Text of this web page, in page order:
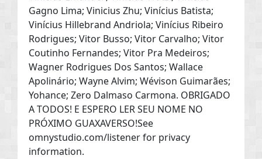
Gagno Lima; Vinicius Zhu; Vinícius Batista;
Vinícius Hillebrand Andriola; Vinícius Ribeiro
Rodrigues; Vitor Busso; Vitor Carvalho; Vitor
Coutinho Fernandes; Vitor Pra Medeiros;
Wagner Rodrigues Dos Santos; Wallace
Apolinário; Wayne Alvim; Wévison Guimarães;
Yohance; Zero Dalmaso Carmona. OBRIGADO
A TODOS! E ESPERO LER SEU NOME NO
PRÓXIMO GUAXAVERSO!See
omnystudio.com/listener for privacy
information.